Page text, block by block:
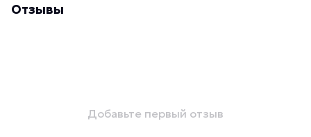
Отзывы
Добавьте первый отзыв